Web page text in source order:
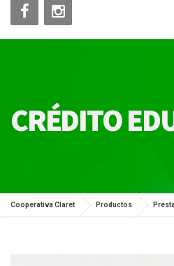
CRÉDITO
Cooperativa Claret Productos